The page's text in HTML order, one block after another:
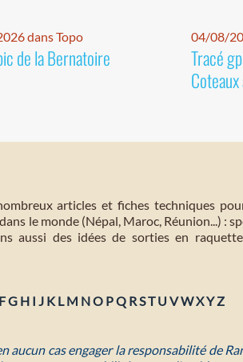
dans Topo
de la Bernatoire
04/08/
Tracé
articles et fiches techniques
le monde (Népal, Maroc, Réunion...) :
aussi des idées de sorties en
FG H I J K L M NO PQ RST U VWXYZ
cas engager la responsabilité de